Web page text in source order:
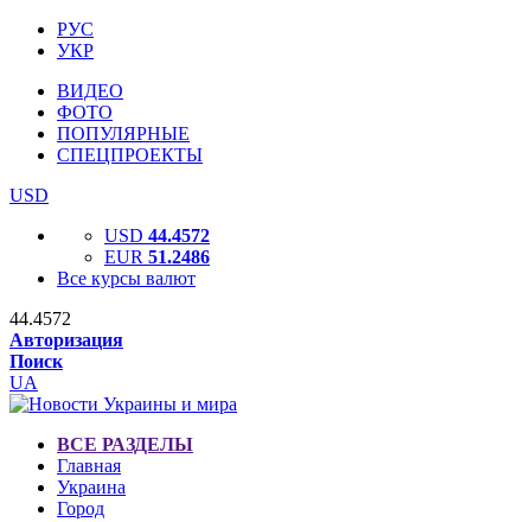
РУС
УКР
ВИДЕО
ФОТО
ПОПУЛЯРНЫЕ
СПЕЦПРОЕКТЫ
USD
USD 44.4572
EUR 51.2486
Все курсы валют
44.4572
Авторизация
Поиск
UA
ВСЕ РАЗДЕЛЫ
Главная
Украина
Город